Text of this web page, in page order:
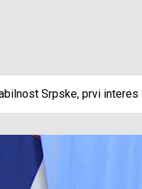
Srpske, prvi interes